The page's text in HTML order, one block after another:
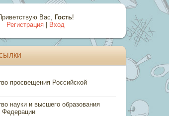
Вас, Гость!
Регистрация
Вход
просвещения Российской
науки и высшего образования
Федерации